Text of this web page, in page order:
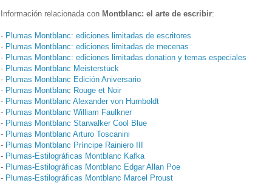
Información relacionada con Montblanc: el arte de escribir:
- Plumas Montblanc: ediciones limitadas de escritores
- Plumas Montblanc: ediciones limitadas de mecenas
- Plumas Montblanc: ediciones limitadas donation y temas especiales
- Plumas Montblanc Meisterstück
- Plumas Montblanc Edición Aniversario
- Plumas Montblanc Rouge et Noir
- Plumas Montblanc Alexander von Humboldt
- Plumas Montblanc William Faulkner
- Plumas Montblanc Starwalker Cool Blue
- Plumas Montblanc Arturo Toscanini
- Plumas Montblanc Príncipe Rainiero III
- Plumas-Estilográficas Montblanc Kafka
- Plumas-Estilográficas Montblanc Edgar Allan Poe
- Plumas-Estilográficas Montblanc Marcel Proust